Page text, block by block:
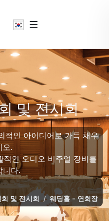
및 전시회
적인 아이디어로 가득 채우
오.
적인 오디오 비주얼 장비를
니다.
및 전시회 웨딩홀 - 연회장